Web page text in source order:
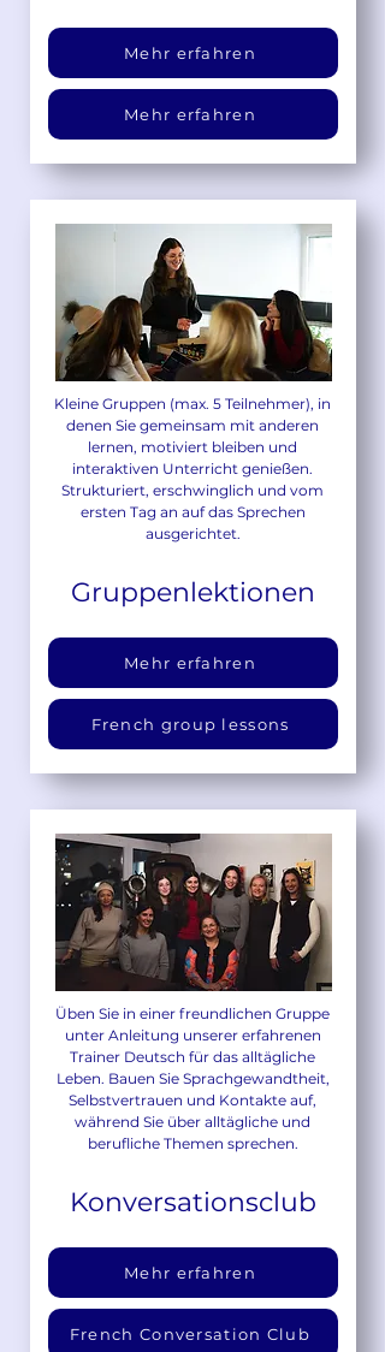
Mehr erfahren
Mehr erfahren
Kleine Gruppen (max. 5 Teilnehmer), in
denen Sie gemeinsam mit anderen
lernen, motiviert bleiben und
interaktiven Unterricht genießen.
Strukturiert, erschwinglich und vom
ersten Tag an auf das Sprechen
ausgerichtet.
Gruppenlektionen
Mehr erfahren
French group lessons
Üben Sie in einer freundlichen Gruppe
unter Anleitung unserer erfahrenen
Trainer Deutsch für das alltägliche
Leben. Bauen Sie Sprachgewandtheit,
Selbstvertrauen und Kontakte auf,
während Sie über alltägliche und
berufliche Themen sprechen.
Konversationsclub
Mehr erfahren
French Conversation Club